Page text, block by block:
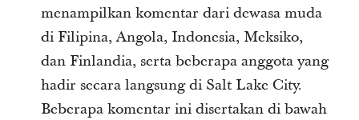
menampilkan komentar dari dewasa muda
di Filipina, Angola, Indonesia, Meksiko,
dan Finlandia, serta beberapa anggota yang
hadir secara langsung di Salt Lake City.
Beberapa komentar ini disertakan di bawah